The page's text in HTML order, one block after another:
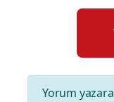
Yorum